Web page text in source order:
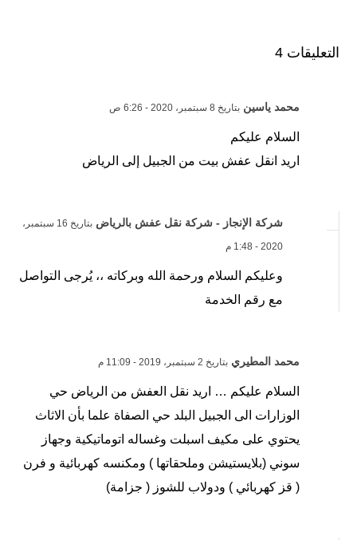
التعليقات 4
محمد ياسين بتاريخ 8 سبتمبر، 2020 - 6:26 ص
السلام عليكم
اريد انقل عفش بيت من الجبيل إلى الرياض
شركة الإنجاز - شركة نقل عفش بالرياض بتاريخ 16 سبتمبر،
2020 - 1:48 م
وعليكم السلام ورحمة الله وبركاته ،، يُرجى التواصل
مع رقم الخدمة
محمد المطيري بتاريخ 2 سبتمبر، 2019 - 11:09 م
السلام عليكم … اريد نقل العفش من الرياض حي
الوزارات الى الجبيل البلد حي الصفاة علما بأن الاثاث
يحتوي على مكيف اسبلت وغساله اتوماتيكية وجهاز
سوني (بلايستيشن وملحقاتها ) ومكنسه كهربائية و فرن
( قز كهربائي ) ودولاب للشوز ( جزامة)